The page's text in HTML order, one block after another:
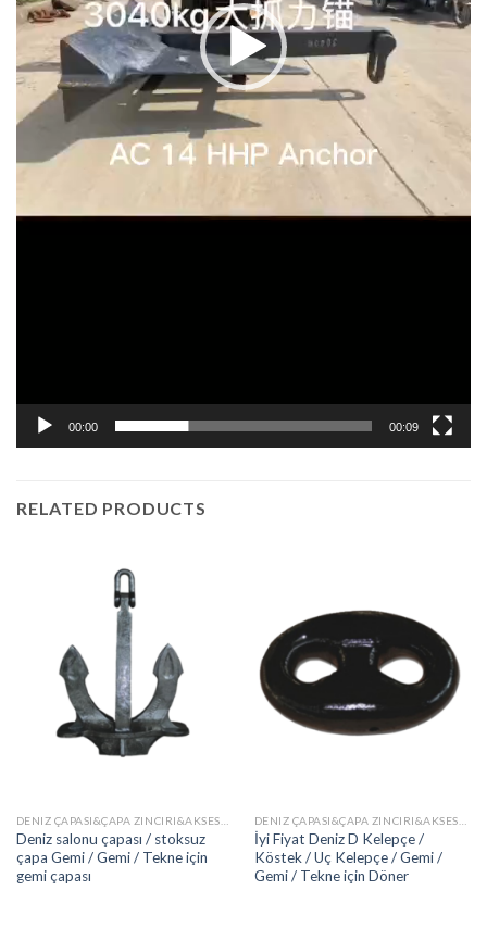
00:00 00:09
RELATED PRODUCTS
Deniz salonu çapası / stoksuz
çapa Gemi / Gemi / Tekne için
gemi çapası
İyi Fiyat Deniz D Kelepçe /
Köstek / Uç Kelepçe / Gemi /
Gemi / Tekne için Döner